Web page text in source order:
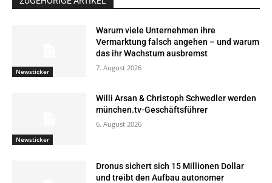
Newsticker
Warum viele Unternehmen ihre
Vermarktung falsch angehen – und warum
das ihr Wachstum ausbremst
7. August 2026
Newsticker
Willi Arsan & Christoph Schwedler werden
münchen.tv-Geschäftsführer
6. August 2026
Dronus sichert sich 15 Millionen Dollar
und treibt den Aufbau autonomer